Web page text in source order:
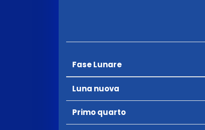
Fase Lunare
Luna nuova
Primo quarto